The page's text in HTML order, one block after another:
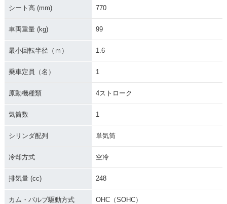
シート高 (mm) 770
車両重量 (kg) 99
最小回転半径（ｍ） 1.6
乗車定員（名） 1
原動機種類 4ストローク
気筒数 1
シリンダ配列 単気筒
冷却方式 空冷
排気量 (cc) 248
カム・バルブ駆動方式 OHC（SOHC）